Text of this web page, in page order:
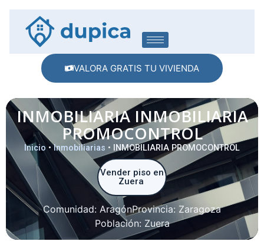
VALORA GRATIS TU VIVIENDA
INMOBILIARIA INMOBILIARIA
PROMOCONTROL
Inicio •Inmobiliarias • INMOBILIARIA PROMOCONTROL
Vender piso en
Zuera
Comunidad: AragónProvincia: Zaragoza
Población: Zuera